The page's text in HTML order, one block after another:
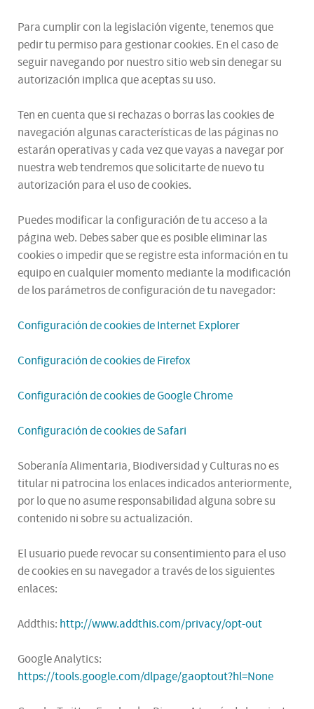
Para cumplir con la legislación vigente, tenemos que
pedir tu permiso para gestionar cookies. En el caso de
seguir navegando por nuestro sitio web sin denegar su
autorización implica que aceptas su uso.
Ten en cuenta que si rechazas o borras las cookies de
navegación algunas características de las páginas no
estarán operativas y cada vez que vayas a navegar por
nuestra web tendremos que solicitarte de nuevo tu
autorización para el uso de cookies.
Puedes modificar la configuración de tu acceso a la
página web. Debes saber que es posible eliminar las
cookies o impedir que se registre esta información en tu
equipo en cualquier momento mediante la modificación
de los parámetros de configuración de tu navegador:
Configuración de cookies de Internet Explorer
Configuración de cookies de Firefox
Configuración de cookies de Google Chrome
Configuración de cookies de Safari
Soberanía Alimentaria, Biodiversidad y Culturas no es
titular ni patrocina los enlaces indicados anteriormente,
por lo que no asume responsabilidad alguna sobre su
contenido ni sobre su actualización.
El usuario puede revocar su consentimiento para el uso
de cookies en su navegador a través de los siguientes
enlaces:
Addthis: http://www.addthis.com/privacy/opt-out
Google Analytics:
https://tools.google.com/dlpage/gaoptout?hl=None